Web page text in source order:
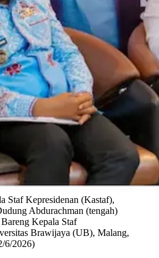
Staf Kepresidenan (Kastaf),
Abdurachman (tengah)
Kepala Staf
Brawijaya (UB), Malang,
6/2026)